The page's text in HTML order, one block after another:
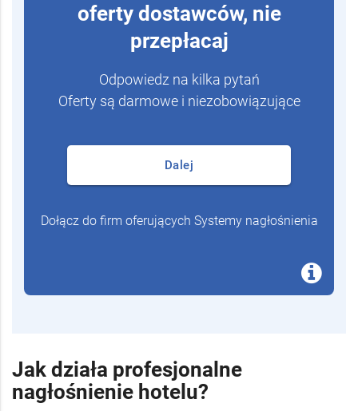
oferty dostawców, nie
przepłacaj
Odpowiedz na kilka pytań
Oferty są darmowe i niezobowiązujące
Dalej
Dołącz do firm oferujących Systemy nagłośnienia
Jak działa profesjonalne
nagłośnienie hotelu?